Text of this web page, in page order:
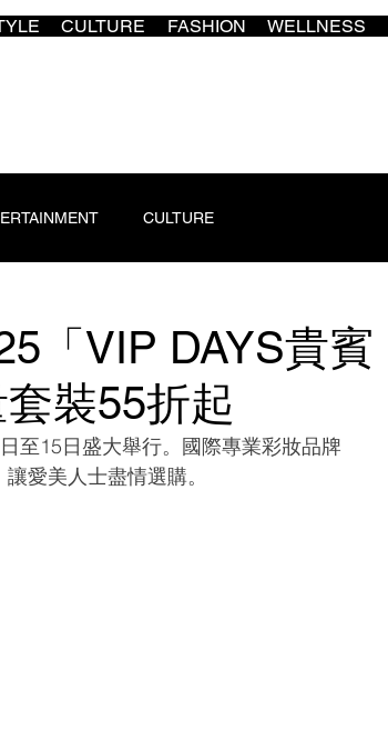
CULTURE FASHION WELLNESS
CULTURE
「VIP DAYS貴賓
裝55折起
至15日盛大舉行。國際專業彩妝品牌
愛美人士盡情選購。